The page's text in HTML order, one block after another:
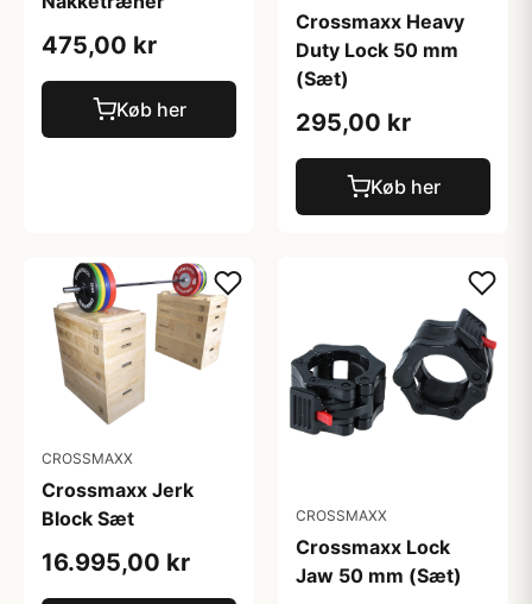
475,00 kr
Køb her
Crossmaxx Heavy
Duty Lock 50 mm
(Sæt)
295,00 kr
Køb her
CROSSMAXX
Crossmaxx Jerk
Block Sæt
16.995,00 kr
CROSSMAXX
Crossmaxx Lock
Jaw 50 mm (Sæt)